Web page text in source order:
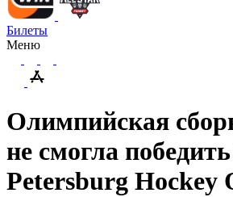
Билеты
Меню
Олимпийская
не смогла
Petersburg Hockey